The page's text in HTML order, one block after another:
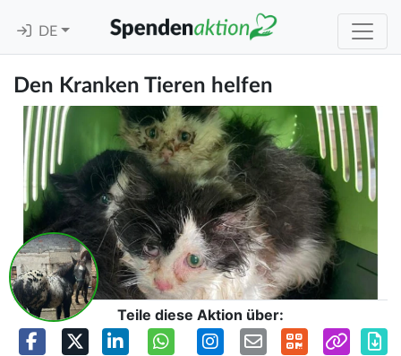
DE
Den Kranken Tieren helfen
Teile diese Aktion über: